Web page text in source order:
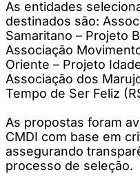
As entidades
destinados são:
Samaritano – Projeto
Associação
Oriente – Projeto
Associação dos
Tempo de Ser Feliz
As propostas foram
CMDI com base em
assegurando
processo de seleção.